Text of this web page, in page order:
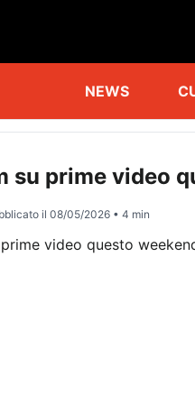
NEWS
su prime video
il 08/05/2026• 4 min